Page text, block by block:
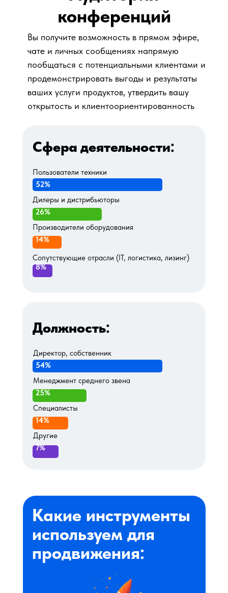
Должность:
Директор, собственник
Менеджмент среднего звена
Специалисты
Другие
54%
25%
14%
7%
52%
26%
14%
8%
Сфера деятельности:
Пользователи техники
Дилеры и дистрибьюторы
Производители оборудования
Сопутствующие отрасли (IT, логистика, лизинг)
конференций
Вы получите возможность в прямом эфире,
чате и личных сообщениях напрямую
пообщаться с потенциальными клиентами и
продемонстрировать выгоды и результаты
ваших услуги продуктов, утвердить вашу
открытость и клиентоориентированность
Какие инструменты
используем для
продвижения: